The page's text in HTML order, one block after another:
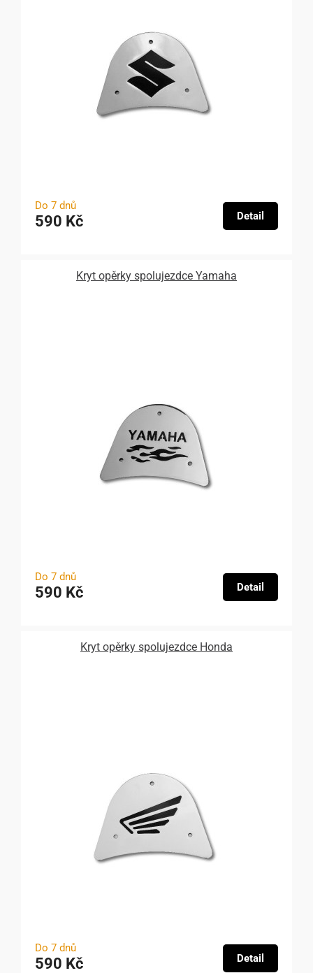
Do 7 dnů
590 Kč Detail
Kryt opěrky spolujezdce Yamaha
Do 7 dnů
590 Kč Detail
Kryt opěrky spolujezdce Honda
Do 7 dnů
590 Kč Detail